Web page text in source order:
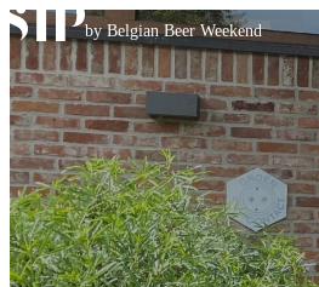
Skip to content
by Belgian Beer Weekend